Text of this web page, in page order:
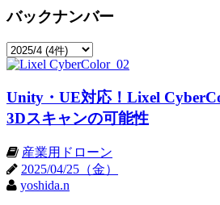
バックナンバー
Unity・UE対応！Lixel
3Dスキャンの可能性
産業用ドローン
2025/04/25（金）
yoshida.n